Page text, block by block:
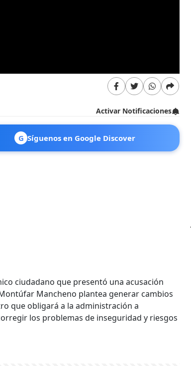
Activar Notificaciones
G Síguenos en Google Discover
ciudadano que presentó una acusación
Mancheno plantea generar cambios
que obligará a la administración a
los problemas de inseguridad y riesgos